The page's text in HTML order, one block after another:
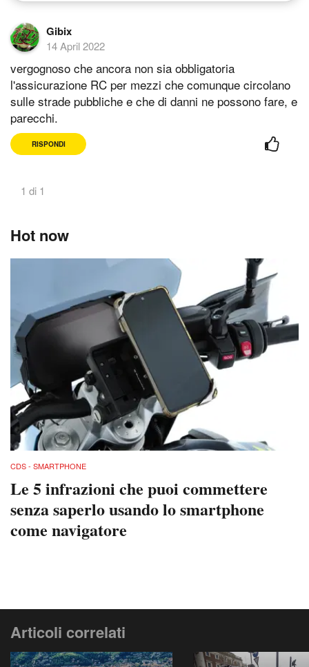
Gibix
14 April 2022
vergognoso che ancora non sia obbligatoria
l'assicurazione RC per mezzi che comunque circolano
sulle strade pubbliche e che di danni ne possono fare, e
parecchi.
RISPONDI
1 di 1
Hot now
CDS - SMARTPHONE
Le 5 infrazioni che puoi commettere
senza saperlo usando lo smartphone
come navigatore
Articoli correlati